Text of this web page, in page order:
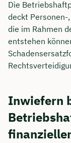
Die
deckt Personen-
die im Rahmen
entstehen
Inwiefern